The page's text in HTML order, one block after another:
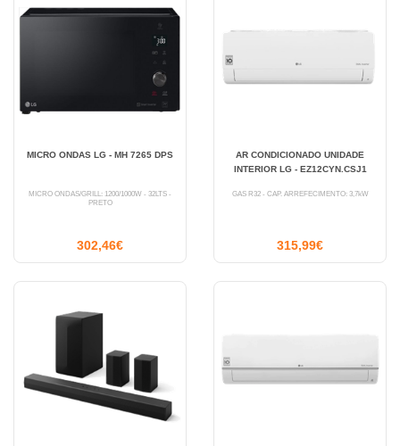
MICRO ONDAS LG - MH 7265 DPS
MICRO ONDAS/GRILL: 1200/1000W - 32LTS -
PRETO
302,46€
AR CONDICIONADO UNIDADE
INTERIOR LG - EZ12CYN.CSJ1
GÁS R32 - CAP. ARREFECIMENTO: 3,7kW
315,99€